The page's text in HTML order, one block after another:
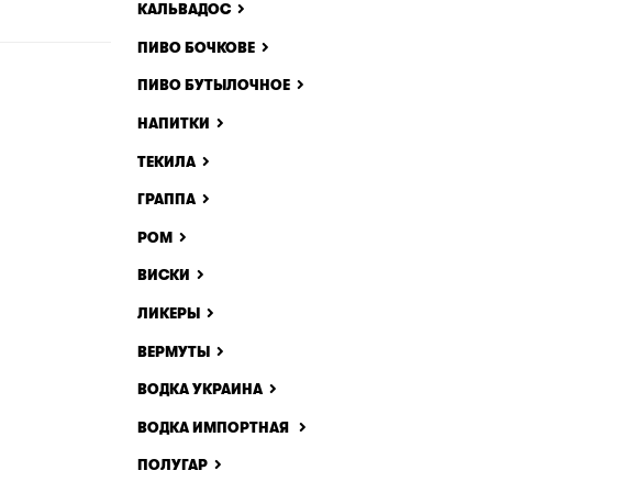
КАЛЬВАДОС
ПИВО БОЧКОВЕ
ПИВО БУТЫЛОЧНОЕ
НАПИТКИ
ТЕКИЛА
ГРАППА
РОМ
ВИСКИ
ЛИКЕРЫ
ВЕРМУТЫ
ВОДКА УКРАИНА
ВОДКА ИМПОРТНАЯ
ПОЛУГАР